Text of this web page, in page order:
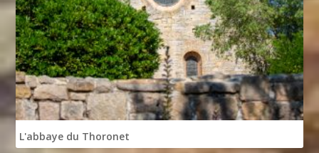
L'abbaye du Thoronet